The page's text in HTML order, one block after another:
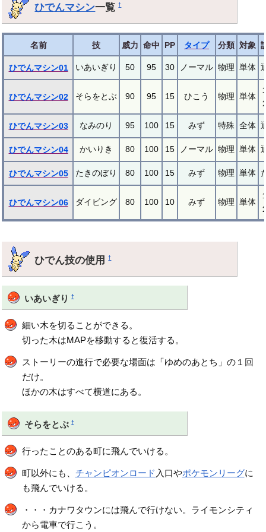
ひでんマシン一覧†
名前 技 威力 命中 PP タイプ 分類 対象
ひでんマシン01 いあいぎり 50 95 30 ノーマル 物理 単体
ひでんマシン02 そらをとぶ 90 95 15 ひこう 物理 単体
ひでんマシン03 なみのり 95 100 15 みず 特殊 全体
ひでんマシン04 かいりき 80 100 15 ノーマル 物理 単体
ひでんマシン05 たきのぼり 80 100 15 みず 物理 単体
ひでんマシン06 ダイビング 80 100 10 みず 物理 単体
ひでん技の使用†
いあいぎり †
細い木を切ることができる。
切った木はMAPを移動すると復活する。
ストーリーの進行で必要な場面は「ゆめのあとち」の１回
だけ。
ほかの木はすべて横道にある。
そらをとぶ †
行ったことのある町に飛んでいける。
町以外にも、 チャンピオンロード 入口やポケモンリーグに
も飛んでいける。
・・・カナワタウンには飛んで行けない。ライモンシティ
から電車で行こう。